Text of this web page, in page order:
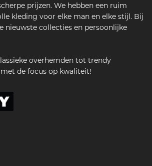
prijzen. We hebben een ruim
kleding voor elke man en elke stijl. Bij
nieuwste collecties en persoonlijke
overhemden tot trendy
de focus op kwaliteit!